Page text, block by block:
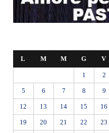
L M M G V
1 2
5 6 7 8 9
12 13 14 15 16
19 20 21 22 23